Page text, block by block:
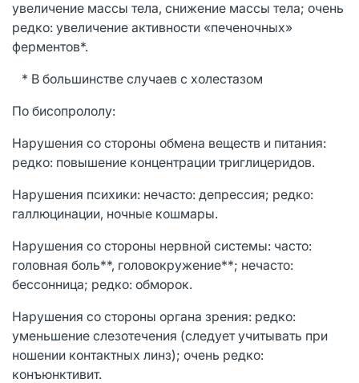
увеличение массы тела, снижение массы тела; очень
редко: увеличение активности «печеночных»
ферментов*.
* В большинстве случаев с холестазом
По бисопрололу:
Нарушения со стороны обмена веществ и питания:
редко: повышение концентрации триглицеридов.
Нарушения психики: нечасто: депрессия; редко:
галлюцинации, ночные кошмары.
Нарушения со стороны нервной системы: часто:
головная боль**, головокружение**; нечасто:
бессонница; редко: обморок.
Нарушения со стороны органа зрения: редко:
уменьшение слезотечения (следует учитывать при
ношении контактных линз); очень редко:
конъюнктивит.